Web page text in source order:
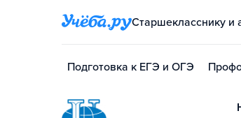
Старшекласснику и
Подготовка к ЕГЭ и ОГЭ